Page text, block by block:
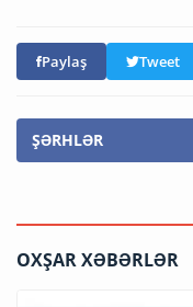
Paylaş Tweet
ŞƏRHLƏR
OXŞAR XƏBƏRLƏR